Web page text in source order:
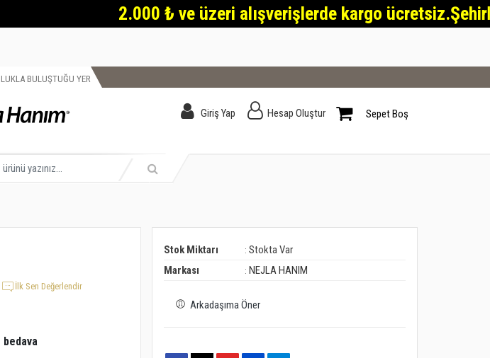
2.000 ₺ ve üzeri alışverişlerde kargo
BULUŞTUĞU YER
Sepet Boş
Giriş Yap Hesap Oluştur
İlk Sen Değerlendir
Stok Miktarı : Stokta Var
Markası
: NEJLA HANIM
Arkadaşıma Öner